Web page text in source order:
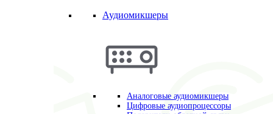
Аудиомикшеры
Аналоговые аудиомикшеры
Цифровые аудиопроцессоры